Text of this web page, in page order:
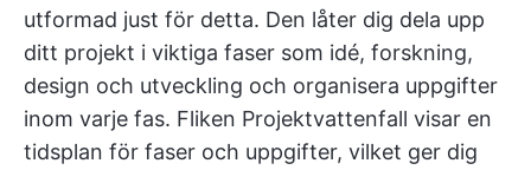
utformad just för detta. Den låter dig dela upp
ditt projekt i viktiga faser som idé, forskning,
design och utveckling och organisera uppgifter
inom varje fas. Fliken Projektvattenfall visar en
tidsplan för faser och uppgifter, vilket ger dig